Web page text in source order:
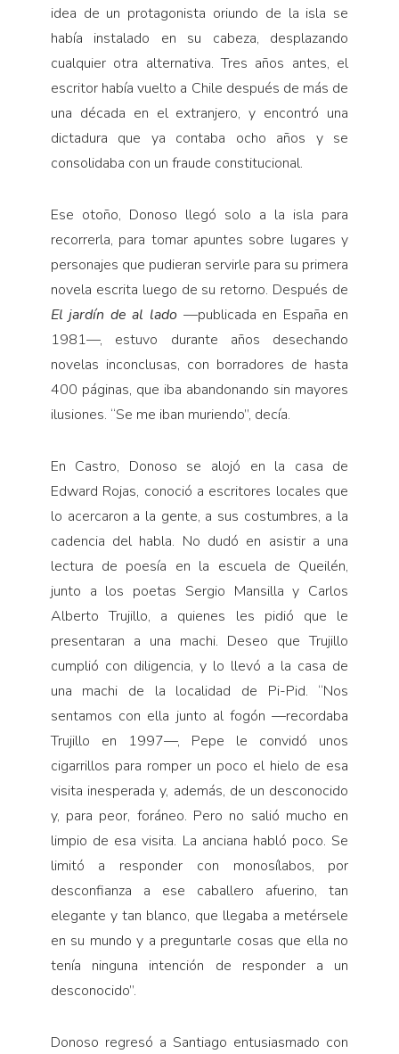
idea de un protagonista oriundo de la isla se
había instalado en su cabeza, desplazando
cualquier otra alternativa. Tres años antes, el
escritor había vuelto a Chile después de más de
una década en el extranjero, y encontró una
dictadura que ya contaba ocho años y se
consolidaba con un fraude constitucional.
Ese otoño, Donoso llegó solo a la isla para
recorrerla, para tomar apuntes sobre lugares y
personajes que pudieran servirle para su primera
novela escrita luego de su retorno. Después de
El jardín de al lado —publicada en España en
1981—, estuvo durante años desechando
novelas inconclusas, con borradores de hasta
400 páginas, que iba abandonando sin mayores
ilusiones. “Se me iban muriendo”, decía.
En Castro, Donoso se alojó en la casa de
Edward Rojas, conoció a escritores locales que
lo acercaron a la gente, a sus costumbres, a la
cadencia del habla. No dudó en asistir a una
lectura de poesía en la escuela de Queilén,
junto a los poetas Sergio Mansilla y Carlos
Alberto Trujillo, a quienes les pidió que le
presentaran a una machi. Deseo que Trujillo
cumplió con diligencia, y lo llevó a la casa de
una machi de la localidad de Pi-Pid. “Nos
sentamos con ella junto al fogón —recordaba
Trujillo en 1997—, Pepe le convidó unos
cigarrillos para romper un poco el hielo de esa
visita inesperada y, además, de un desconocido
y, para peor, foráneo. Pero no salió mucho en
limpio de esa visita. La anciana habló poco. Se
limitó a responder con monosílabos, por
desconfianza a ese caballero afuerino, tan
elegante y tan blanco, que llegaba a metérsele
en su mundo y a preguntarle cosas que ella no
tenía ninguna intención de responder a un
desconocido”.
Donoso regresó a Santiago entusiasmado con